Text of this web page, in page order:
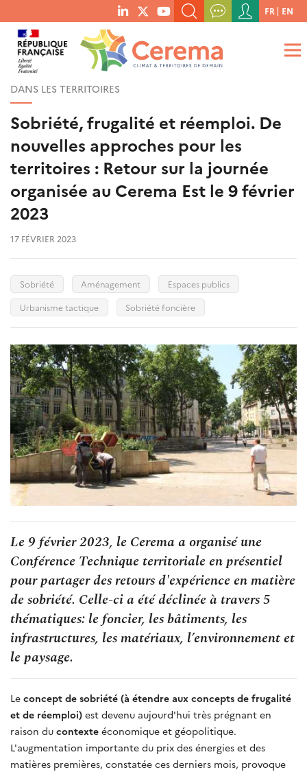
menu
social
links
RECHERCHER UN MOT-CLÉ, UNE PUBLICATION, ETC.
QUE RECHERCHEZ-VOUS ?
Menu
du
compte
de
FR EN
DANS LES TERRITOIRES
Sobriété, frugalité et réemploi. De
nouvelles approches pour les
territoires : Retour sur la journée
organisée au Cerema Est le 9 février
2023
17 FÉVRIER 2023
Sobriété Aménagement
Espaces publics
Urbanisme tactique
Sobriété foncière
Le 9 février 2023, le Cerema a organisé une
Conférence Technique territoriale en présentiel
pour partager des retours d'expérience en matière
de sobriété. Celle-ci a été déclinée à travers 5
thématiques: le foncier, les bâtiments, les
infrastructures, les matériaux, l’environnement et
le paysage.
Le concept de sobriété (à étendre aux concepts de frugalité
et de réemploi) est devenu aujourd'hui très prégnant en
raison du contexte économique et géopolitique.
L'augmentation importante du prix des énergies et des
matières premières, constatée ces derniers mois, provoque